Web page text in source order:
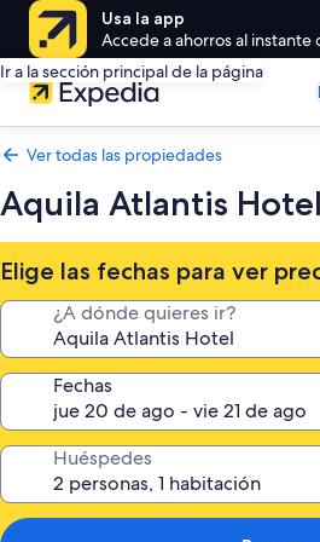
Usa la app
Accede a ahorros al instante
Ir a la sección principal de la página
Ver todas las propiedades
Aquila Atlantis Hotel
Elige las fechas para ver
¿A dónde quieres ir?
Fechas
Huéspedes